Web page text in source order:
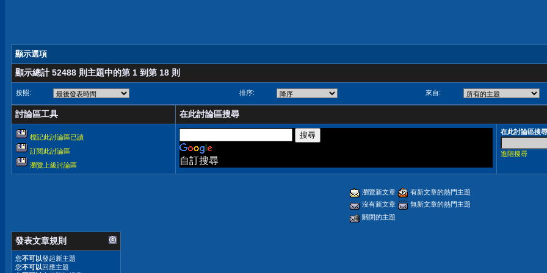
顯示選項
顯示總計 52488 則主題中的第 1 到第 18 則
按照: 排序: 來自:
討論區工具 在此討論區搜尋
標記此討論區已讀
訂閱此討論區
瀏覽上級討論區
自訂搜尋
在此討論區搜尋
進階搜尋
瀏覽新文章
有新文章的熱門主題
沒有新文章
無新文章的熱門主題
關閉的主題
發表文章規則
您不可以發起新主題
您不可以回應主題